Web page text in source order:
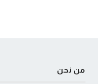
من نحن